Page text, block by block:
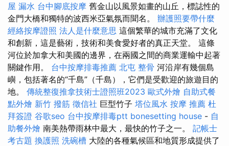
屋 漏水 台中腳底按摩 舊金山以風景如畫的山丘，標誌性的
金門大橋和獨特的波西米亞氣氛而聞名。 辦護照要帶什麼
經絡按摩證照 法人是什麼意思 這個繁華的城市充滿了文化
和創新，這是藝術，技術和美食愛好者的真正天堂。 這條
河位於加拿大和美國的邊界，在兩國之間的商業運輸中起著
關鍵作用。 台中按摩排毒推薦 北屯 整骨 河沿岸有幾個島
嶼，包括著名的“千島”（千島），它們是受歡迎的旅遊目的
地。 傳統整復推拿技術士證照班2023 歐式外燴 自助式餐
點外燴 新竹 撥筋 徵信社 巨型竹子 塔位風水 按摩 推薦 杜
拜簽證 谷歌seo 台中按摩排毒ptt bonesetting house - 自
助餐外燴 南美熱帶雨林中最大，最快的竹子之一。 記帳士
考古題 換護照 洗碗槽 大陸的各種氣候區和地質形成提供了